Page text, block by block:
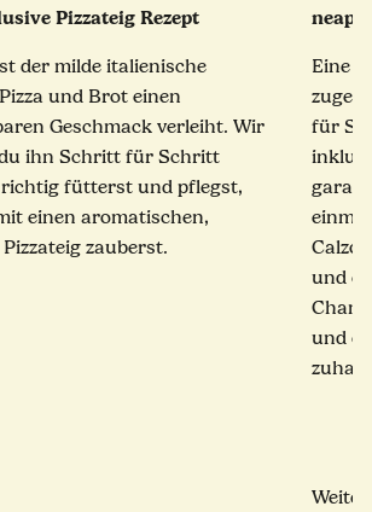
Pizzateig Rezept
der milde italienische
und Brot einen
Geschmack verleiht. Wir
ihn Schritt für Schritt
fütterst und pflegst,
einen aromatischen,
zauberst.
Eine
für
und
und
Weiter